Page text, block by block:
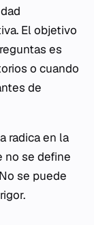
El objetivo
es
o cuando
de
radica en la
no se define
se puede